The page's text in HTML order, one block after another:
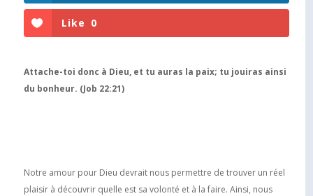
Like 0
Attache-toi donc à Dieu, et tu auras la paix; tu jouiras ainsi
du bonheur. (Job 22:21)
Notre amour pour Dieu devrait nous permettre de trouver un réel
plaisir à découvrir quelle est sa volonté et à la faire. Ainsi, nous